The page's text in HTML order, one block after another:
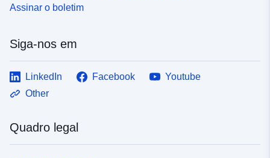
Assinar o boletim
Siga-nos em
LinkedIn Facebook
Youtube
Other
Quadro legal